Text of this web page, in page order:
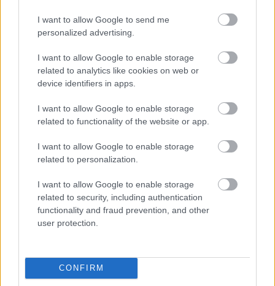
I want to allow Google to send me
personalized advertising.
I want to allow Google to enable storage
related to analytics like cookies on web or
device identifiers in apps.
I want to allow Google to enable storage
related to functionality of the website or app.
I want to allow Google to enable storage
related to personalization.
I want to allow Google to enable storage
related to security, including authentication
functionality and fraud prevention, and other
user protection.
CONFIRM
Συνδέσου και κάνε το πρώτο σχόλιο...